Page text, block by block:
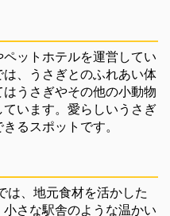
ペットホテルを運営してい
、うさぎとのふれあい体
うさぎやその他の小動物
います。愛らしいうさぎ
るスポットです。
は、地元食材を活かした
さな駅舎のような温かい